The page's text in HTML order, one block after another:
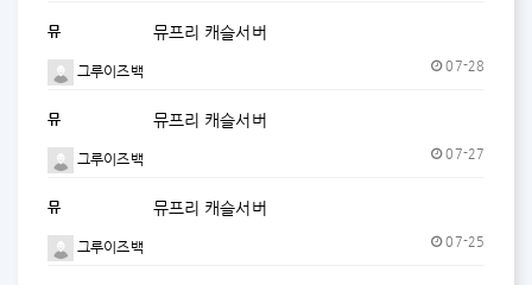
뮤 뮤프리 캐슬서버
그루이즈백 07-28
뮤 뮤프리 캐슬서버
그루이즈백 07-27
뮤 뮤프리 캐슬서버
그루이즈백 07-25